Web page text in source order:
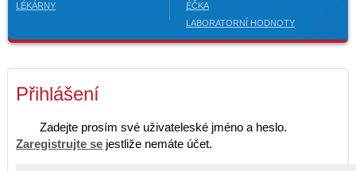
LÉKÁRNY
ÉČKA
LABORATORNÍ HODNOTY
Přihlášení
Zadejte prosím své uživateleské jméno a heslo.
Zaregistrujte se jestliže nemáte účet.